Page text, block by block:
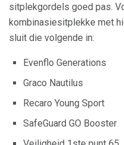
sitplekgordels goed pas.
kombinasiesitplekke met
sluit die volgende in:
Evenflo Generations
Graco Nautilus
Recaro Young Sport
SafeGuard GO Booster